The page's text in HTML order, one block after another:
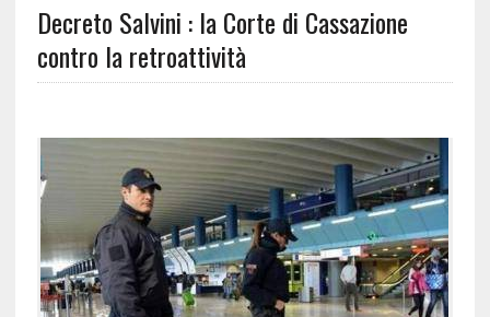
Decreto Salvini : la Corte di Cassazione
contro la retroattività